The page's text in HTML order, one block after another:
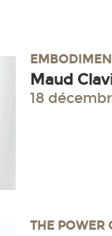
Maud
18
THE POWER